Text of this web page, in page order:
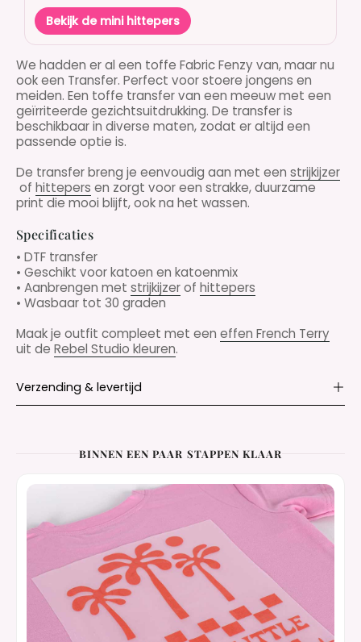
Bekijk de mini hittepers
We hadden er al een toffe Fabric Fenzy van, maar nu
ook een Transfer. Perfect voor stoere jongens en
meiden. Een toffe transfer van een meeuw met een
geïrriteerde gezichtsuitdrukking. De transfer is
beschikbaar in diverse maten, zodat er altijd een
passende optie is.
De transfer breng je eenvoudig aan met een strijkijzer
of hittepers en zorgt voor een strakke, duurzame
print die mooi blijft, ook na het wassen.
Specificaties
• DTF transfer
• Geschikt voor katoen en katoenmix
• Aanbrengen met strijkijzerof hittepers
• Wasbaar tot 30 graden
Maak je outfit compleet met een effen French Terry
uit de Rebel Studio kleuren.
Verzending & levertijd
BINNEN EEN PAAR STAPPEN KLAAR